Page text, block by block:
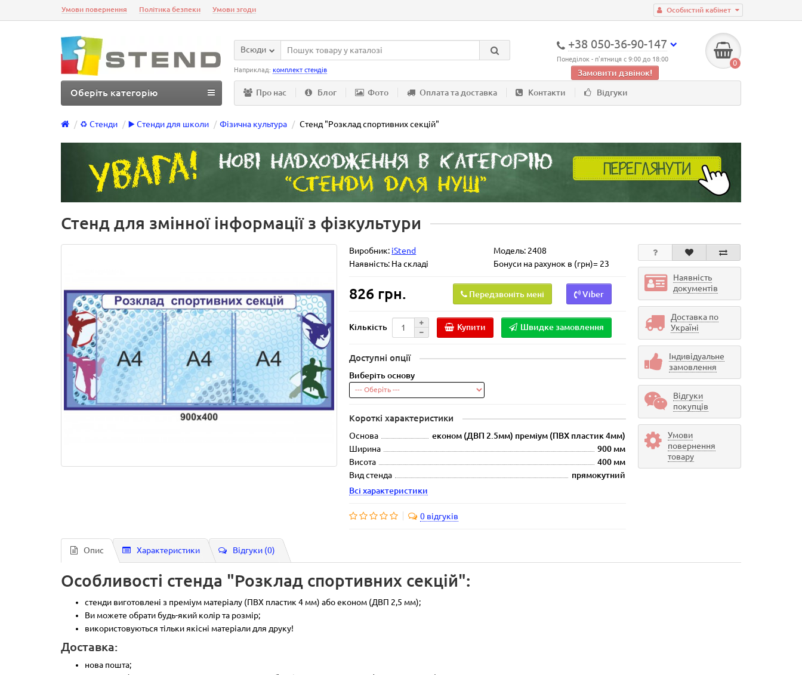
Особистий кабінет
Умови повернення Політика безпеки Умови згоди
+38 050-36-90-147
Понеділок - п'ятниця с 9:00 до 18:00
Замовити дзвінок!
0
Всюди
Наприклад: комплект стендів
Про нас Блог Фото Оплата та доставка Контакти Відгуки
Оберіть категорію
♻️ Стенди ▶️ Стенди для школи Фізична культура Стенд "Розклад спортивних секцій"
Стенд для змінної інформації з фізкультури
Виробник: iStend Модель: 2408
Наявність: На складі
Бонуси на рахунок в (грн)= 23
826 грн. Viber
Передзвоніть мені
Кількість Купити Швидке замовлення
Доступні опції
Виберіть основу
Короткі характеристики
Основа
економ (ДВП 2.5мм) преміум (ПВХ пластик 4мм)
Ширина
900 мм
Висота
400 мм
Вид стенда
прямокутний
Всі характеристики
0 відгуків
Наявність
документів
Доставка по
Україні
Індивідуальне
замовлення
Відгуки
покупців
Умови
повернення
товару
Опис Характеристики Відгуки (0)
Особливості стенда "Розклад спортивних секцій":
стенди виготовлені з преміум матеріалу (ПВХ пластик 4 мм) або економ (ДВП 2,5 мм);
Ви можете обрати будь-який колір та розмір;
використовуються тільки якісні матеріали для друку!
Доставка:
нова пошта;